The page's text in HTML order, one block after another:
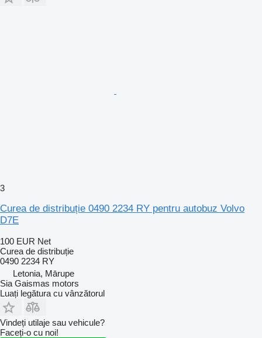
3
Curea de distribuție 0490 2234 RY pentru autobuz Volvo
D7E
100 EUR Net
Curea de distribuție
0490 2234 RY
Letonia, Mārupe
Sia Gaismas motors
Luați legătura cu vânzătorul
Vindeți utilaje sau vehicule?
Faceți-o cu noi!